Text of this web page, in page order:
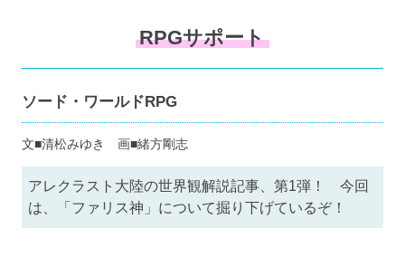
RPGサポート
ソード・ワールドRPG
文■清松みゆき 画■緒方剛志
アレクラスト大陸の世界観解説記事、第1弾！ 今回
は、「ファリス神」について掘り下げているぞ！